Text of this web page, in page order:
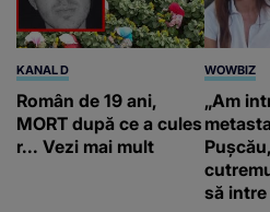
KANAL D
Român de 19 ani,
MORT după ce a cules
r... Vezi mai mult
WOWBIZ
„Am
să